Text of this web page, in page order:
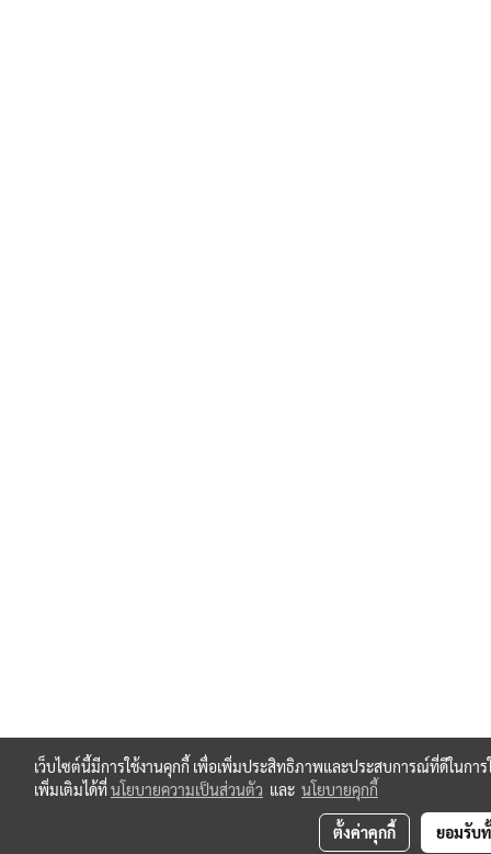
เว็บไซต์นี้มีการใช้งานคุกกี้ เพื่อเพิ่มประสิทธิภาพและประสบการณ์ที่ดีในกา
เพิ่มเติมได้ที่นโยบายความเป็นส่วนตัว และ นโยบายคุกกี้
ตั้งค่าคุกกี้ ยอมรับ